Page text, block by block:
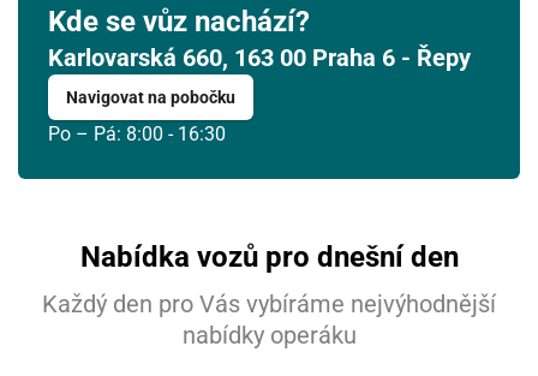
Kde se vůz nachází?
Karlovarská 660, 163 00 Praha 6 - Řepy
Navigovat na pobočku
Po – Pá: 8:00 - 16:30
Nabídka vozů pro dnešní den
Každý den pro Vás vybíráme nejvýhodnější
nabídky operáku